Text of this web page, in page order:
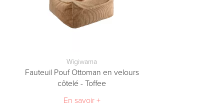
Wigiwama
Fauteuil Pouf Ottoman en velours
côtelé - Toffee
En savoir +